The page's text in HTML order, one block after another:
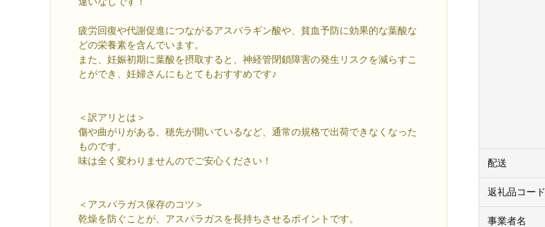
疲労回復や代謝促進につながるアスパラギン酸や、貧血予防に効果的な葉酸な
どの栄養素を含んでいます。
また、妊娠初期に葉酸を摂取すると、神経管閉鎖障害の発生リスクを減らすこ
とができ、妊婦さんにもとてもおすすめです♪
＜訳アリとは＞
傷や曲がりがある、穂先が開いているなど、通常の規格で出荷できなくなった
ものです。
味は全く変わりませんのでご安心ください！
＜アスパラガス保存のコツ＞
乾燥を防ぐことが、アスパラガスを長持ちさせるポイントです。
配送
返礼品コード
事業者名